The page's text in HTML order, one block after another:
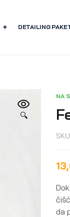
DETAILING
🔍
NA
da